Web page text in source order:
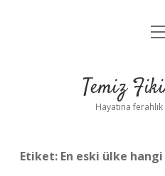
Yasal
Temiz
Hayatına
Etiket: En eski ülke